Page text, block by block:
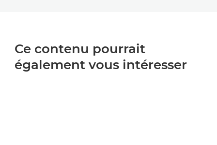
Ce contenu pourrait
également vous intéresser